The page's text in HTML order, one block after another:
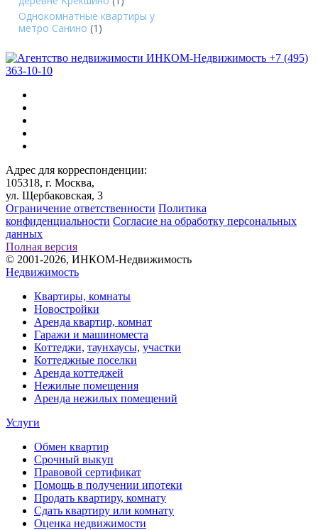
Однокомнатные квартиры у
метро Санино (1)
+7 (495)
363-10-10
Адрес для корреспонденции:
105318, г. Москва,
ул. Щербаковская, 3
Ограничение ответственности Политика
конфиденциальности Согласие на обработку персональных
данных
Полная версия
© 2001-2026, ИНКОМ-Недвижимость
Недвижимость
Квартиры, комнаты
Новостройки
Аренда квартир, комнат
Гаражи и машиноместа
Коттеджи, таунхаусы, участки
Коттеджные поселки
Аренда коттеджей
Нежилые помещения
Аренда нежилых помещений
Услуги
Обмен квартир
Срочный выкуп
Правовой сертификат
Помощь в получении ипотеки
Продать квартиру, комнату
Сдать квартиру или комнату
Оценка недвижимости